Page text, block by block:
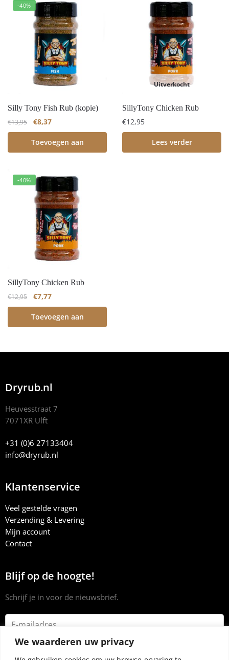
We waarderen uw privacy
-40%
Silly Tony Fish Rub (kopie)
€13,95 €8,37
Toevoegen aan
Uitverkocht
SillyTony Chicken Rub
€12,95
Lees verder
-40%
SillyTony Chicken Rub
€12,95 €7,77
Toevoegen aan
Dryrub.nl
Heuvesstraat 7
7071XR Ulft
+31 (0)6 27133404
info@dryrub.nl
Klantenservice
Veel gestelde vragen
Verzending & Levering
Mijn account
Contact
Blijf op de hoogte!
Schrijf je in voor de nieuwsbrief.